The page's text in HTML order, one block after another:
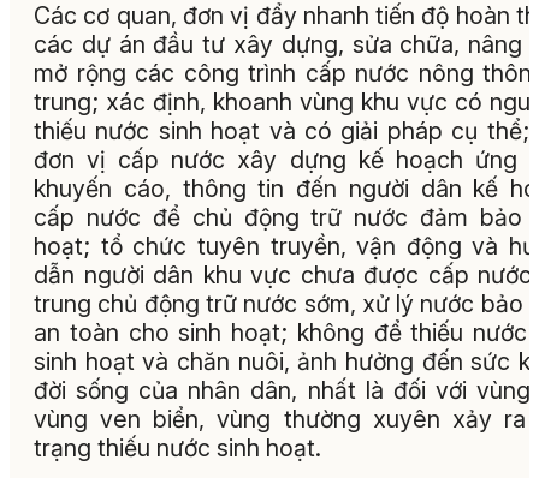
Các cơ quan, đơn vị đẩy nhanh tiến độ hoàn
các dự án đầu tư xây dựng, sửa chữa, nâng
mở rộng các công trình cấp nước nông
trung; xác định, khoanh vùng khu vực có
thiếu nước sinh hoạt và có giải pháp cụ thể;
đơn vị cấp nước xây dựng kế hoạch ứng
khuyến cáo, thông tin đến người dân kế
cấp nước để chủ động trữ nước đảm bảo
hoạt; tổ chức tuyên truyền, vận động và
dẫn người dân khu vực chưa được cấp
trung chủ động trữ nước sớm, xử lý nước bảo
an toàn cho sinh hoạt; không để thiếu nước
sinh hoạt và chăn nuôi, ảnh hưởng đến sức
đời sống của nhân dân, nhất là đối với vùng
vùng ven biển, vùng thường xuyên xảy ra
trạng thiếu nước sinh hoạt.